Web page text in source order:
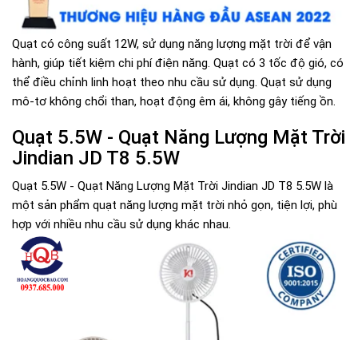
Quạt có công suất 12W, sử dụng năng lượng mặt trời để vận
hành, giúp tiết kiệm chi phí điện năng. Quạt có 3 tốc độ gió, có
thể điều chỉnh linh hoạt theo nhu cầu sử dụng. Quạt sử dụng
mô-tơ không chổi than, hoạt động êm ái, không gây tiếng ồn.
Quạt 5.5W - Quạt Năng Lượng Mặt Trời
Jindian JD T8 5.5W
Quạt 5.5W - Quạt Năng Lượng Mặt Trời Jindian JD T8 5.5W là
một sản phẩm quạt năng lượng mặt trời nhỏ gọn, tiện lợi, phù
hợp với nhiều nhu cầu sử dụng khác nhau.